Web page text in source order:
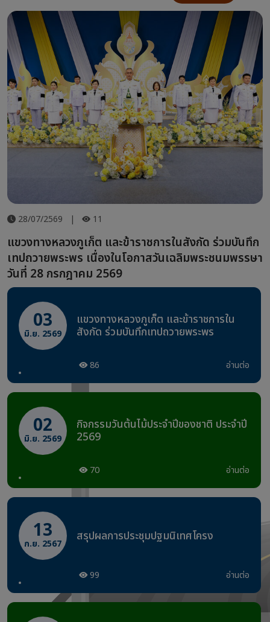
28/07/2569 | 11
แขวงทางหลวงภูเก็ต และข้าราชการในสังกัด ร่วมบันทึก
เทปถวายพระพร เนื่องในโอกาสวันเฉลิมพระชนมพรรษา
วันที่ 28 กรกฎาคม 2569
03
มิ.ย. 2569
แขวงทางหลวงภูเก็ต และข้าราชการใน
สังกัด ร่วมบันทึกเทปถวายพระพร
86 อ่านต่อ
02
มิ.ย. 2569
กิจกรรมวันต้นไม้ประจำปีของชาติ ประจำปี
2569
70 อ่านต่อ
13
ก.ย. 2567 สรุปผลการประชุมปฐมนิเทศโครง
99 อ่านต่อ